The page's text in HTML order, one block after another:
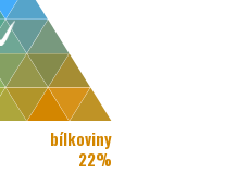
bílkoviny
22%